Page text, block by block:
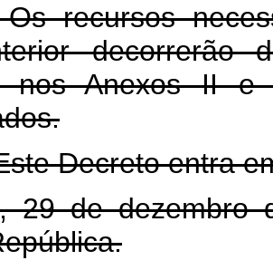
recursos
decorrerão
nos Anexos II e
Decreto entra
29 de dezembro